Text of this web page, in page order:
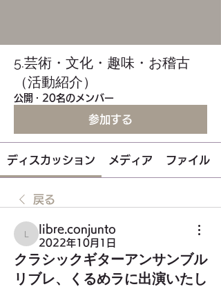
5.芸術・文化・趣味・お稽古
（活動紹介）
公開 · 20名のメンバー
参加する
ディスカッション メディア ファイル
戻る
libre.conjunto
libre.conjunto
2022年10月1日
クラシックギターアンサンブル
リブレ、くるめラに出演いたし